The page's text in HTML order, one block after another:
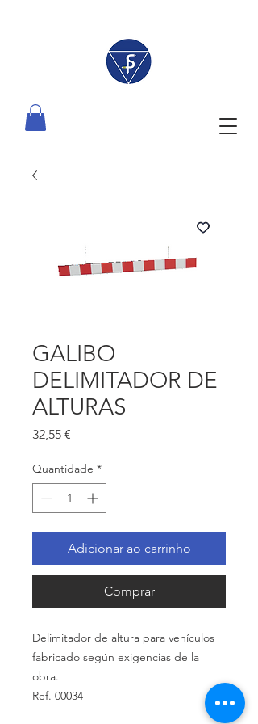
GALIBO
DELIMITADOR DE
ALTURAS
32,55 €
Quantidade *
Adicionar ao carrinho
Comprar
Delimitador de altura para vehículos
fabricado según exigencias de la
obra.
Ref. 00034